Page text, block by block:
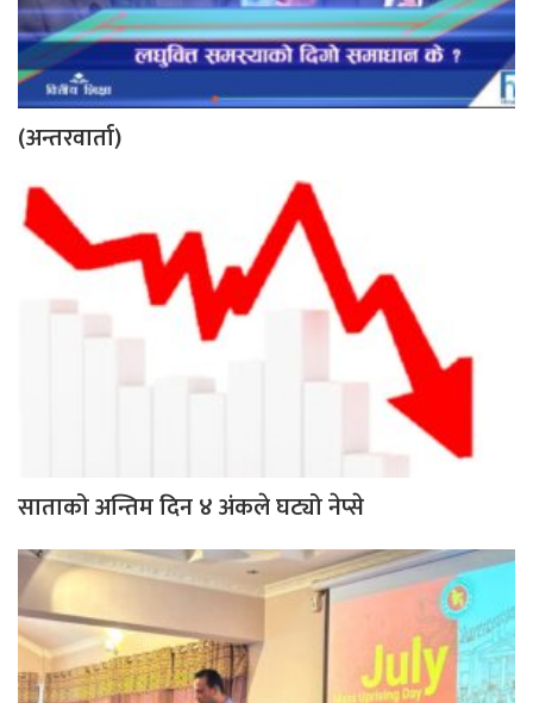
(अन्तरवार्ता)
साताको अन्तिम दिन ४ अंकले घट्यो नेप्से